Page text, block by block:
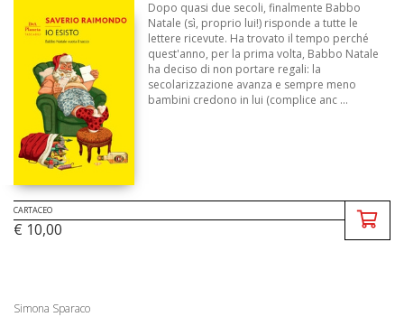
Dopo quasi due secoli, finalmente Babbo
Natale (sì, proprio lui!) risponde a tutte le
lettere ricevute. Ha trovato il tempo perché
quest'anno, per la prima volta, Babbo Natale
ha deciso di non portare regali: la
secolarizzazione avanza e sempre meno
bambini credono in lui (complice anc ...
CARTACEO
€ 10,00
Simona Sparaco